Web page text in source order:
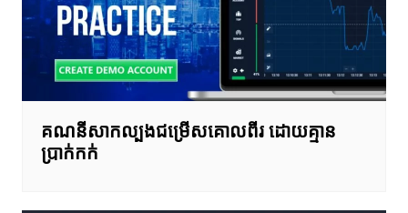
គណនីសាកល្បងជម្រើសគោលពីរ ដោយគ្មាន
ប្រាក់កក់